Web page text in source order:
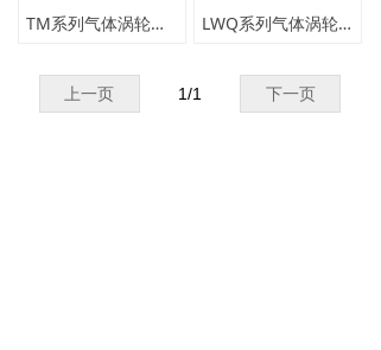
TM系列气体涡轮流量计 LWQ系列气体涡轮流量计
上一页 下一页
1/1